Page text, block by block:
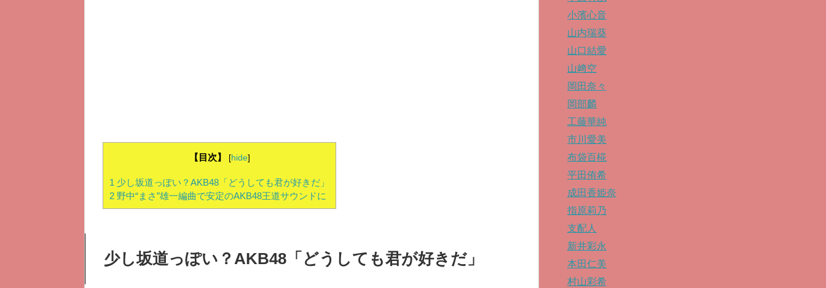
【目次】 [hide]
1 少し坂道っぽい？AKB48「どうしても君が好きだ」
2 野中“まさ”雄一編曲で安定のAKB48王道サウンドに
少し坂道っぽい？AKB48「どうしても君が好きだ」
小濱心音
山内瑞葵
山口結愛
山﨑空
岡田奈々
岡部麟
工藤華純
市川愛美
布袋百椛
平田侑希
成田香姫奈
指原莉乃
支配人
新井彩永
本田仁美
村山彩希